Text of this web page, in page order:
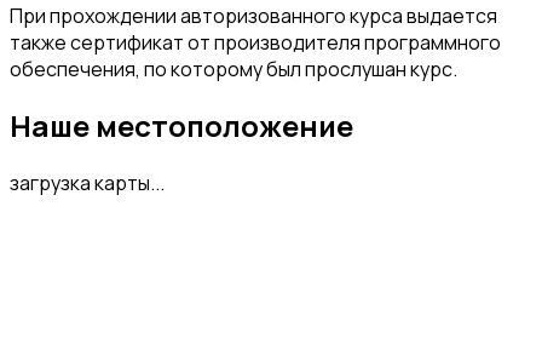
При прохождении авторизованного курса выдается
также сертификат от производителя программного
обеспечения, по которому был прослушан курс.
Наше местоположение
загрузка карты...